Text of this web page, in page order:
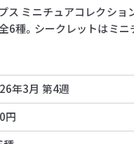
ス ミニチュアコレクショ
6種。シークレットはミ
年3月 第4週
円